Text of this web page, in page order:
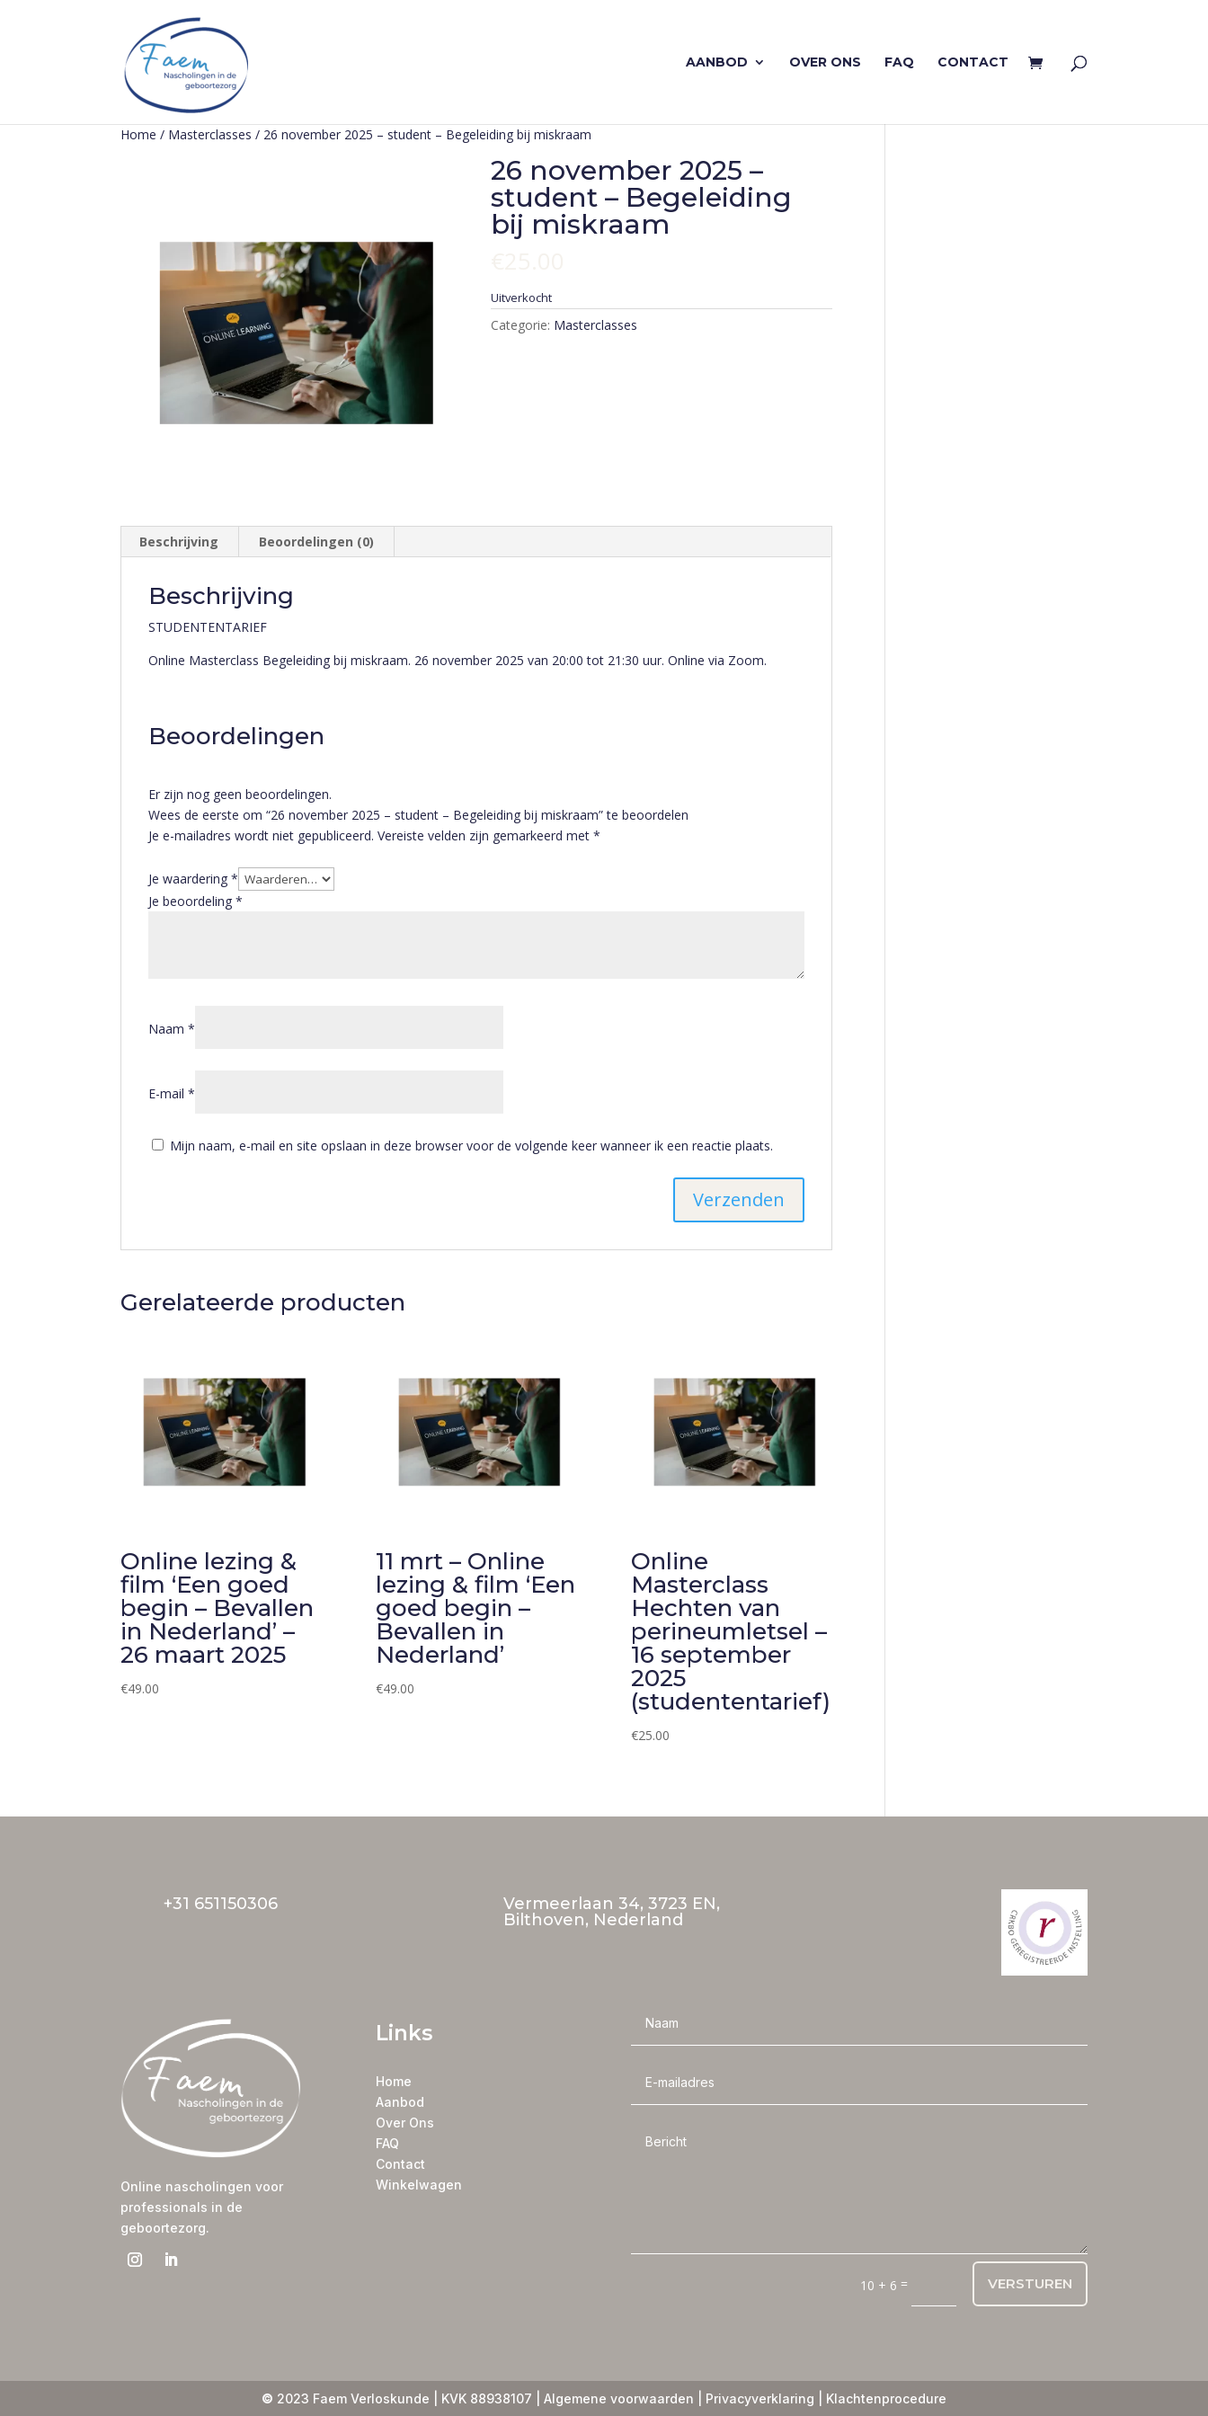
AANBOD OVER ONS FAQ CONTACT
Home / Masterclasses / 26 november 2025 – student – Begeleiding bij miskraam
26 november 2025 –
student – Begeleiding
bij miskraam
Uitverkocht
Categorie: Masterclasses
Beschrijving Beoordelingen (0)
Beschrijving
STUDENTENTARIEF
Online Masterclass Begeleiding bij miskraam. 26 november 2025 van 20:00 tot 21:30 uur. Online via Zoom.
Beoordelingen
Er zijn nog geen beoordelingen.
Wees de eerste om “26 november 2025 – student – Begeleiding bij miskraam” te beoordelen
Je e-mailadres wordt niet gepubliceerd. Vereiste velden zijn gemarkeerd met*
Je waardering*
Je beoordeling*
Naam*
E-mail*
Mijn naam, e-mail en site opslaan in deze browser voor de volgende keer wanneer ik een reactie plaats.
Gerelateerde producten
Online lezing &
film ‘Een goed
begin – Bevallen
in Nederland’ –
26 maart 2025
€49.00
11 mrt – Online
lezing & film ‘Een
goed begin –
Bevallen in
Nederland’
€49.00
Online
Masterclass
Hechten van
perineumletsel –
16 september
2025
(studententarief)
€25.00
+31 651150306
Vermeerlaan 34, 3723 EN,
Bilthoven, Nederland
Online nascholingen voor
professionals in de
geboortezorg.
Links
Home
Aanbod
Over Ons
FAQ
Contact
Winkelwagen
10 + 6 = VERSTUREN
© 2023 Faem Verloskunde | KVK 88938107 | Algemene voorwaarden Privacyverklaring Klachtenprocedure